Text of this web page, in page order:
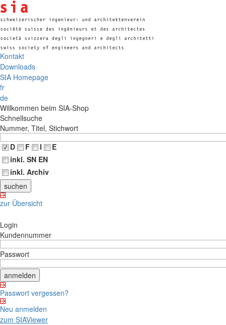
Kontakt
Downloads
SIA Homepage
fr
de
Willkommen beim SIA-Shop
Schnellsuche
Nummer, Titel, Stichwort
D
F I
E
inkl. SN EN
inkl. Archiv
zur Übersicht
Login
Kundennummer
Passwort
Passwort vergessen?
Neu anmelden
zum SIAViewer